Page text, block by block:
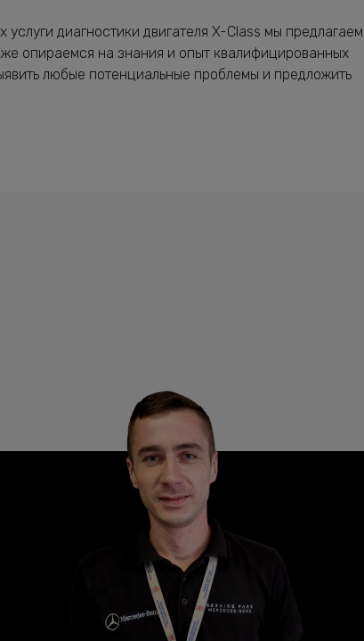
диагностики двигателя X-Class мы предлагаем
опираемся на знания и опыт квалифицированных
любые потенциальные проблемы и предложить